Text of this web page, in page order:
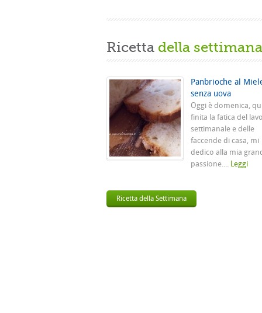
Ricetta della settimana
Panbrioche al
senza uova
Oggi è domenica,
finita la fatica del
settimanale e delle
faccende di casa, mi
dedico alla mia
passione.... Leggi
Ricetta della Settimana